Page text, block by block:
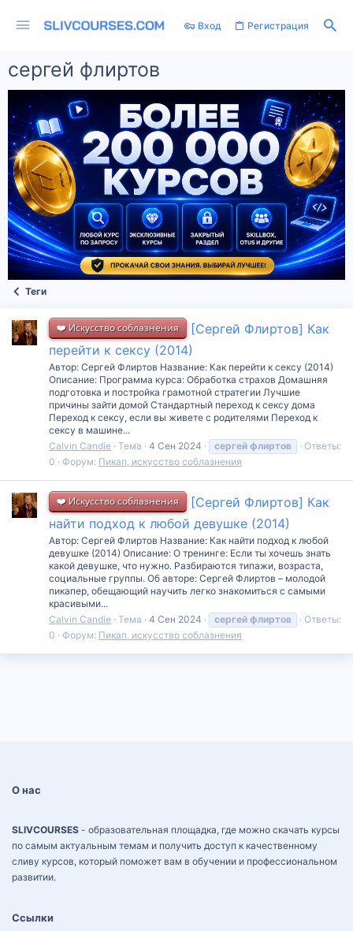
Вход Регистрация
сергей флиртов
Теги
❤️ Искусство соблазнения
[Сергей Флиртов] Как
перейти к сексу (2014)
Автор: Сергей Флиртов Название: Как перейти к сексу (2014)
Описание: Программа курса: Обработка страхов Домашняя
подготовка и постройка грамотной стратегии Лучшие
причины зайти домой Стандартный переход к сексу дома
Переход к сексу, если вы живете с родителями Переход к
сексу в машине...
Calvin Candie Тема 4 Сен 2024 сергей флиртов
Ответы:
0
Форум: Пикап, искусство соблазнения
❤️ Искусство соблазнения
[Сергей Флиртов] Как
найти подход к любой девушке (2014)
Автор: Сергей Флиртов Название: Как найти подход к любой
девушке (2014) Описание: О тренинге: Если ты хочешь знать
какой девушке, что нужно. Разбираются типажи, возраста,
социальные группы. Об авторе: Сергей Флиртов – молодой
пикапер, обещающий научить легко знакомиться с самыми
красивыми...
Calvin Candie Тема 4 Сен 2024 сергей флиртов
Ответы:
0
Форум: Пикап, искусство соблазнения
О нас
SLIVCOURSES - образовательная площадка, где можно скачать курсы
по самым актуальным темам и получить доступ к качественному
сливу курсов, который поможет вам в обучении и профессиональном
развитии.
Ссылки